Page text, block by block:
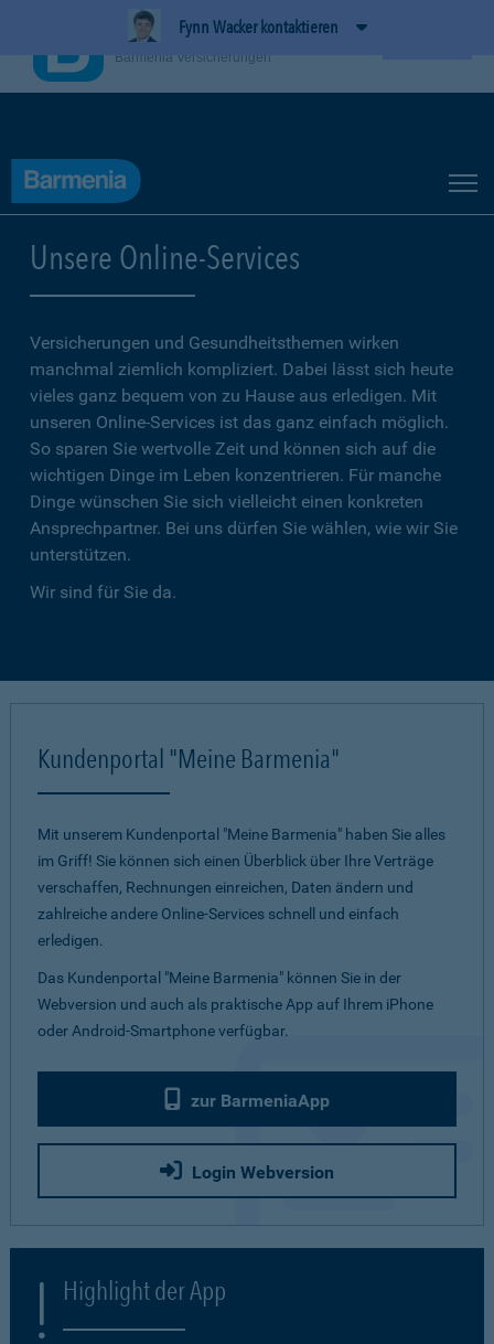
Fynn Wacker kontaktieren
Unsere Online-Services
Versicherungen und Gesundheitsthemen wirken
manchmal ziemlich kompliziert. Dabei lässt sich heute
vieles ganz bequem von zu Hause aus erledigen. Mit
unseren Online-Services ist das ganz einfach möglich.
So sparen Sie wertvolle Zeit und können sich auf die
wichtigen Dinge im Leben konzentrieren. Für manche
Dinge wünschen Sie sich vielleicht einen konkreten
Ansprechpartner. Bei uns dürfen Sie wählen, wie wir Sie
unterstützen.
Wir sind für Sie da.
Kundenportal "Meine Barmenia"
Mit unserem Kundenportal "Meine Barmenia" haben Sie alles
im Griff! Sie können sich einen Überblick über Ihre Verträge
verschaffen, Rechnungen einreichen, Daten ändern und
zahlreiche andere Online-Services schnell und einfach
erledigen.
Das Kundenportal "Meine Barmenia" können Sie in der
Webversion und auch als praktische App auf Ihrem iPhone
oder Android-Smartphone verfügbar.
zur BarmeniaApp
Login Webversion
Highlight der App
BarmeniaApp
Barmenia Versicherungen